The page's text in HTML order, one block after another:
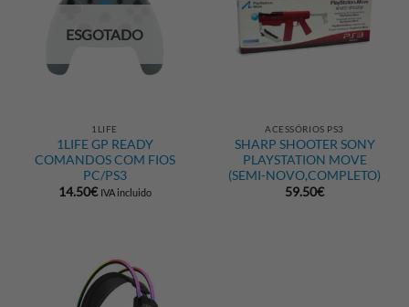
ESGOTADO
1LIFE
1LIFE GP READY
COMANDOS COM FIOS
PC/PS3
14.50€ IVA incluido
ACESSÓRIOS PS3
SHARP SHOOTER SONY
PLAYSTATION MOVE
(SEMI-NOVO,COMPLETO)
59.50€